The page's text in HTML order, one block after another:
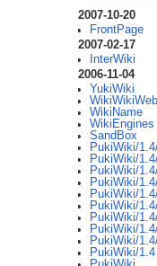
2007-10-20
FrontPage
2007-02-17
InterWiki
2006-11-04
YukiWiki
WikiWikiWeb
WikiName
WikiEngines
SandBox
PukiWiki/
PukiWiki/
PukiWiki/
PukiWiki/
PukiWiki/
PukiWiki/
PukiWiki/
PukiWiki/
PukiWiki/
PukiWiki/1.4